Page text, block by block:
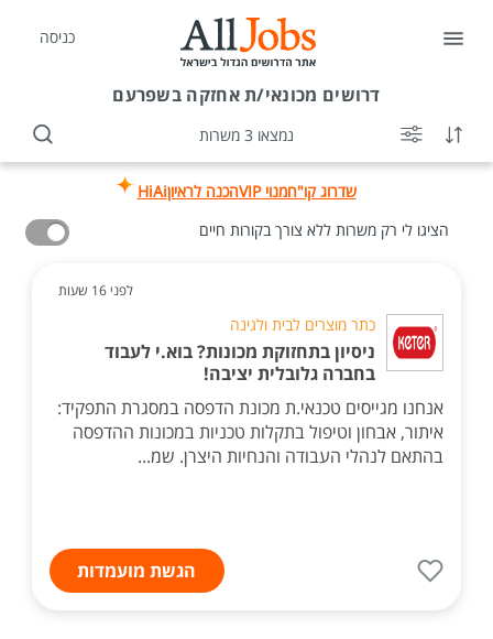
כניסה
דרושים מכונאי/ת אחזקה בשפרעם
נמצאו 3 משרות
שדרוג קו"חמנוי VIP הכנה לראיוןHiAi
הציגו לי רק משרות ללא צורך בקורות חיים
לפני 16 שעות
כתר מוצרים לבית ולגינה
ניסיון בתחזוקת מכונות? בוא.י לעבוד
בחברה גלובלית יציבה!
אנחנו מגייסים טכנאי.ת מכונת הדפסה במסגרת התפקיד:
איתור, אבחון וטיפול בתקלות טכניות במכונות ההדפסה
בהתאם לנהלי העבודה והנחיות היצרן. שמ...
הגשת מועמדות